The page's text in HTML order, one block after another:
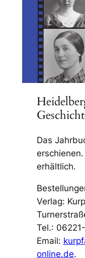
Das
erhältlich.
Verlag:
Tel.:
Email:
online.de.